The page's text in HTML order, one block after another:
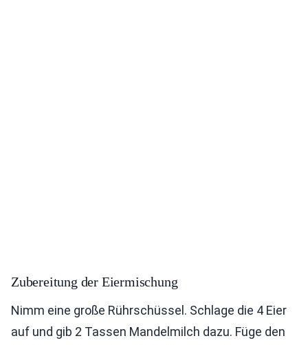
Zubereitung der Eiermischung
Nimm eine große Rührschüssel. Schlage die 4 Eier
auf und gib 2 Tassen Mandelmilch dazu. Füge den